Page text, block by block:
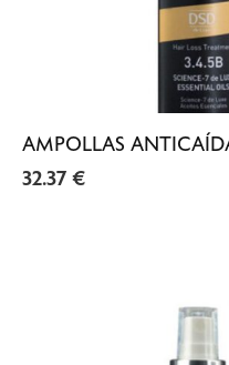
AMPOLLAS
32.37 €